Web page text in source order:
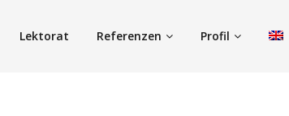
Lektorat Referenzen Profil